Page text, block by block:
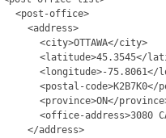
<post-office>
<address>
<city>OTTAWA</city>
<latitude>45.3545</
<longitude>-75.8061</
<postal-code>K2B7K0</
<province>ON</
<office-address>3080
</address>